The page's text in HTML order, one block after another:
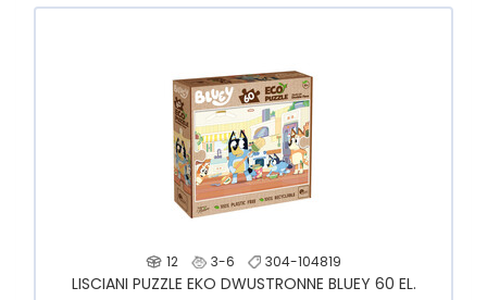
12 3-6 304-104819
LISCIANI PUZZLE EKO DWUSTRONNE BLUEY 60 EL.